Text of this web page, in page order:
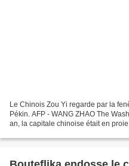
Le Chinois Zou Yi regarde par la
Pékin. AFP - WANG ZHAO The
an, la capitale chinoise était en